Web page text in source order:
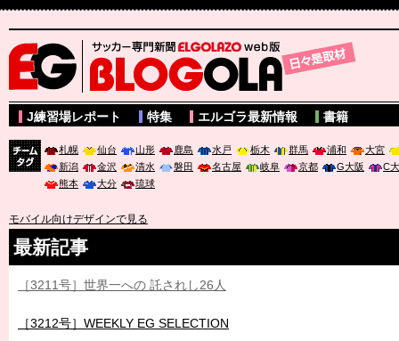
サッカー専門新聞ELGOLAZO web版 BLOGOLA
J練習場レポート 特集 エルゴラ最新情報 書籍
札幌 仙台 山形 鹿島 水戸 栃木 群馬 浦和
大宮
新潟
金沢 清水 磐田 名古屋 岐阜 京都 G大阪
C
熊本
大分 琉球
モバイル向けデザインで見る
最新記事
［3211号］世界一への 託されし26人
［3212号］WEEKLY EG SELECTION